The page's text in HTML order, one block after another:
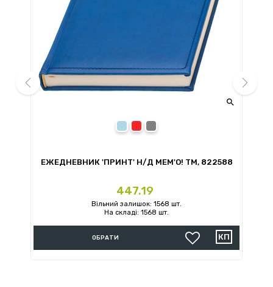

ЕЖЕДНЕВНИК 'ПРИНТ' Н/Д MEM'O! ТМ, 822588
Ціна
447.19
Вільний залишок: 1568 шт.
На складі: 1568 шт.
ОБРАТИ